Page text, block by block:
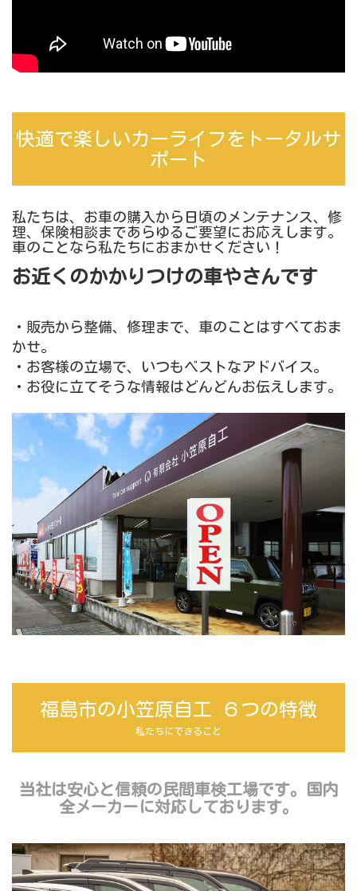
快適で楽しいカーライフをトータルサ
ポート
私たちは、お車の購入から日頃のメンテナンス、修
理、保険相談まであらゆるご要望にお応えします。
車のことなら私たちにおまかせください！
お近くのかかりつけの車やさんです
・販売から整備、修理まで、車のことはすべておま
かせ。
・お客様の立場で、いつもベストなアドバイス。
・お役に立てそうな情報はどんどんお伝えします。
福島市の小笠原自工 ６つの特徴
私たちにできること
当社は安心と信頼の民間車検工場です。国内
全メーカーに対応しております。